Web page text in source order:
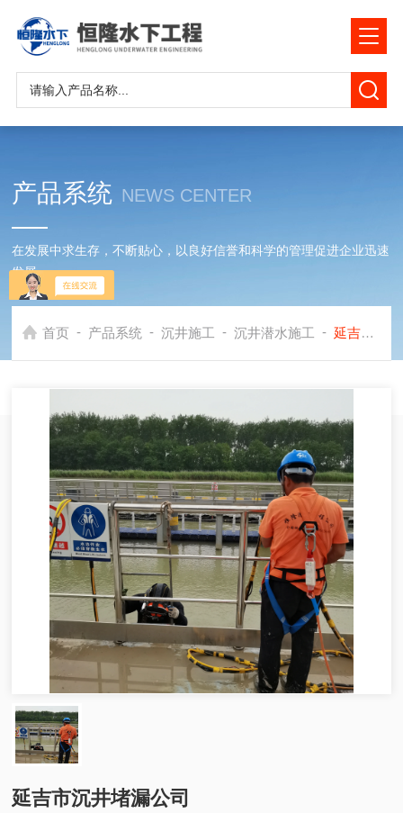
产品系统 NEWS CENTER
在发展中求生存，不断贴心，以良好信誉和科学的管理促进企业迅速
发展
首页 - 产品系统 - 沉井施工 - 沉井潜水施工 - 延吉市沉井堵漏公司
延吉市沉井堵漏公司